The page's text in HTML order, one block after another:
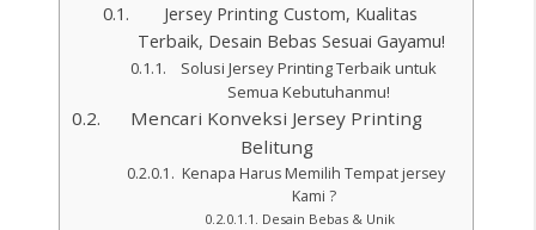
Jersey Printing Custom, Kualitas
Terbaik, Desain Bebas Sesuai Gayamu!
Solusi Jersey Printing Terbaik untuk
Semua Kebutuhanmu!
Mencari Konveksi Jersey Printing
Belitung
Kenapa Harus Memilih Tempat jersey
Kami ?
Desain Bebas & Unik